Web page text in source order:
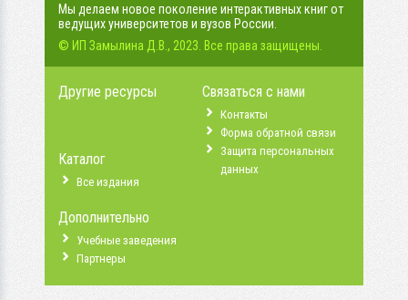
Мы делаем новое поколение интерактивных книг от
ведущих университетов и вузов России.
© ИП Замылина Д.В., 2023. Все права защищены.
Другие ресурсы
Каталог
Все издания
Дополнительно
Учебные заведения
Партнеры
Связаться с нами
Контакты
Форма обратной связи
Защита персональных
данных